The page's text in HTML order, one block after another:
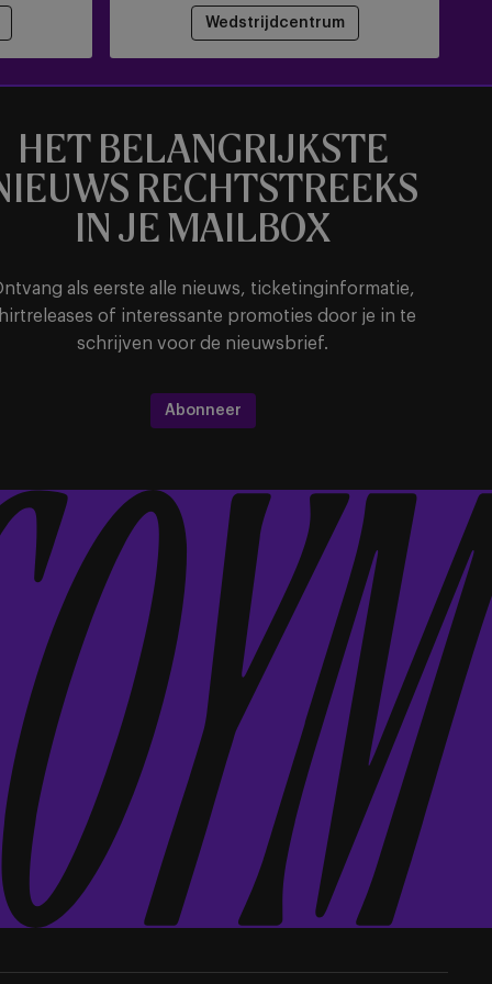
Wedstrijdcentrum
HET BELANGRIJKSTE
RECHTSTREEKS
IN JE MAILBOX
als eerste alle nieuws, ticketinginformatie,
of interessante promoties door je in te
schrijven voor de nieuwsbrief.
Abonneer